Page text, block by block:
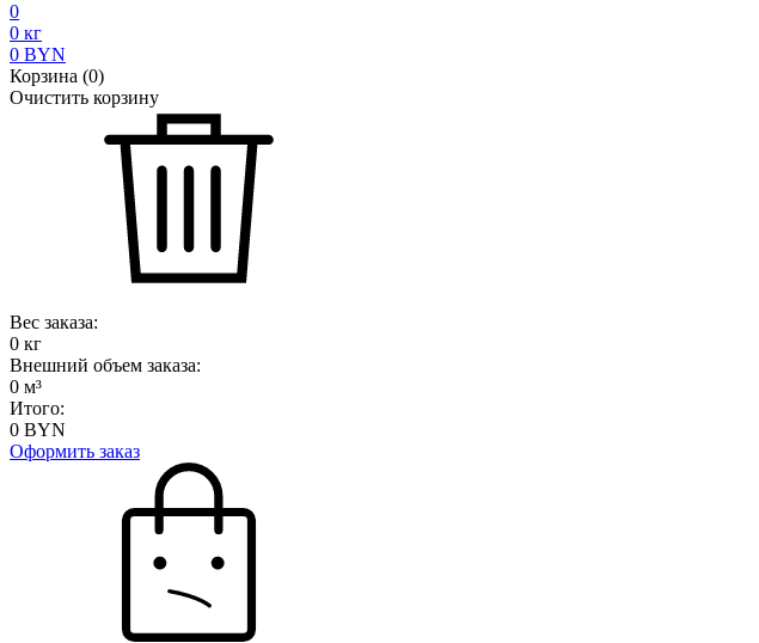
0
0 кг
0 BYN
Корзина (0)
Очистить корзину
Вес заказа:
0 кг
Внешний объем заказа:
0 м³
Итого:
0 BYN
Оформить заказ